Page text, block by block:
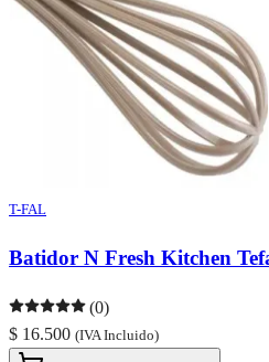
T-FAL
Batidor N Fresh Kitchen
(0)
$ 16.500 (IVA Incluido)